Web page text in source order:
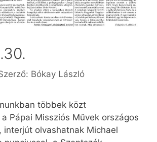
Bókay László
többek közt
Pápai Missziós Művek országos
interjút olvashatnak Michael